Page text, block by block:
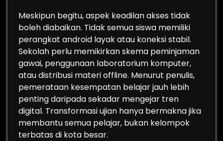
Meskipun begitu, aspek keadilan akses tidak
boleh diabaikan. Tidak semua siswa memiliki
perangkat android layak atau koneksi stabil.
Sekolah perlu memikirkan skema peminjaman
gawai, penggunaan laboratorium komputer,
atau distribusi materi offline. Menurut penulis,
pemerataan kesempatan belajar jauh lebih
penting daripada sekadar mengejar tren
digital. Transformasi ujian hanya bermakna jika
membantu semua pelajar, bukan kelompok
terbatas di kota besar.